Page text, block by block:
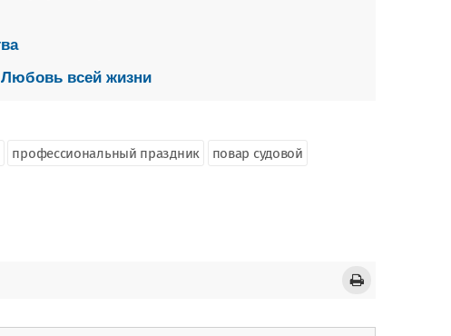
всей жизни
профессиональный праздник
повар судовой